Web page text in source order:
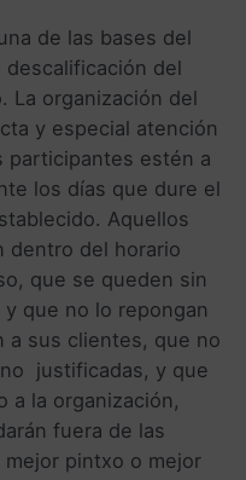
de las bases del
descalificación del
La organización del
y especial atención
participantes estén a
los días que dure el
Aquellos
dentro del horario
que se queden sin
que no lo repongan
a sus clientes, que no
justificadas, y que
a la organización,
fuera de las
pintxo o mejor